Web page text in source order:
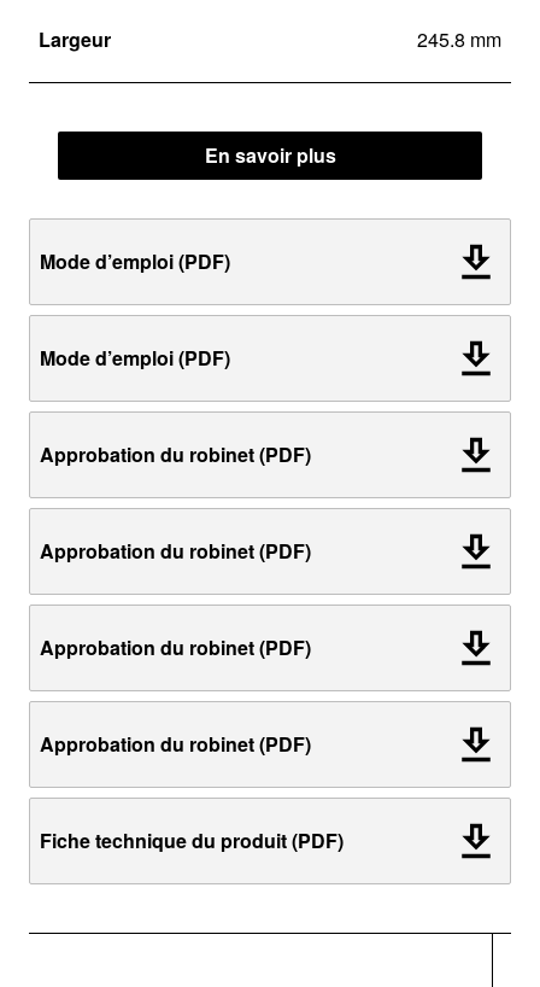
Largeur 245.8 mm
En savoir plus
Mode d’emploi (PDF)
Mode d’emploi (PDF)
Approbation du robinet (PDF)
Approbation du robinet (PDF)
Approbation du robinet (PDF)
Approbation du robinet (PDF)
Fiche technique du produit (PDF)